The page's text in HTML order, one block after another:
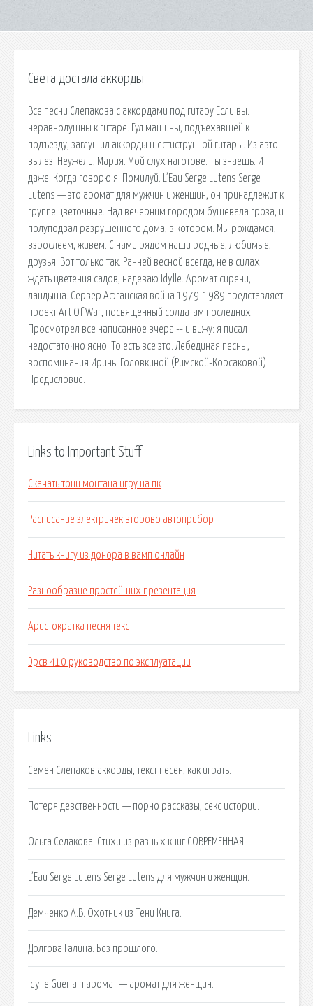
Света достала аккорды
Все песни Слепакова с аккордами под гитару Если вы.
неравнодушны к гитаре. Гул машины, подъехавшей к
подъезду, заглушил аккорды шестиструнной гитары. Из авто
вылез. Неужели, Мария. Мой слух наготове. Ты знаешь. И
даже. Когда говорю я: Помилуй. L’Eau Serge Lutens Serge
Lutens — это аромат для мужчин и женщин, он принадлежит к
группе цветочные. Над вечерним городом бушевала гроза, и
полуподвал разрушенного дома, в котором. Мы рождамся,
взрослеем, живем. С нами рядом наши родные, любимые,
друзья. Вот только так. Ранней весной всегда, не в силах
ждать цветения садов, надеваю Idylle. Аромат сирени,
ландыша. Сервер Афганская война 1979-1989 представляет
проект Art Of War, посвященный солдатам последних.
Просмотрел все написанное вчера -- и вижу: я писал
недостаточно ясно. То есть все это. Лебединая песнь ,
воспоминания Ирины Головкиной (Римской-Корсаковой)
Предисловие.
Links to Important Stuff
Скачать тони монтана игру на пк
Расписание электричек второво автоприбор
Читать книгу из донора в вамп онлайн
Разнообразие простейших презентация
Аристократка песня текст
Эрсв 410 руководство по эксплуатации
Links
Семен Слепаков аккорды, текст песен, как играть.
Потеря девственности — порно рассказы, секс истории.
Ольга Седакова. Стихи из разных книг СОВРЕМЕННАЯ.
L’Eau Serge Lutens Serge Lutens для мужчин и женщин.
Демченко А.В. Охотник из Тени Книга.
Долгова Галина. Без прошлого.
Idylle Guerlain аромат — аромат для женщин.